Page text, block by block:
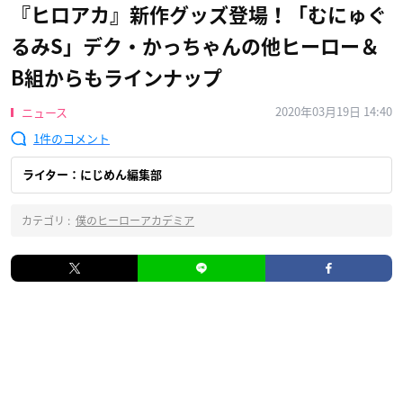
『ヒロアカ』新作グッズ登場！「むにゅぐ
るみS」デク・かっちゃんの他ヒーロー＆
B組からもラインナップ
ニュース
2020年03月19日 14:40
1
ライター：にじめん編集部
カテゴリ : 僕のヒーローアカデミア